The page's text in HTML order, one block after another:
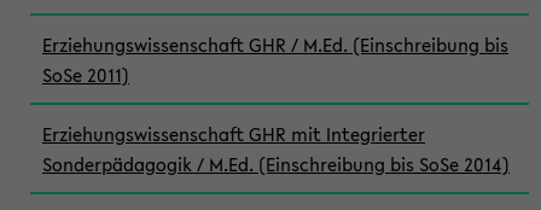
Erziehungswissenschaft GHR / M.Ed. (Einschreibung bis
SoSe 2011)
Erziehungswissenschaft GHR mit Integrierter
Sonderpädagogik / M.Ed. (Einschreibung bis SoSe 2014)